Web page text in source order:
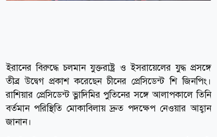
ইরানের বিরুদ্ধে চলমান যুক্তরাষ্ট্র ও ইসরায়েলের যুদ্ধ প্রসঙ্গে
তীব্র উদ্বেগ প্রকাশ করেছেন চীনের প্রেসিডেন্ট শি জিনপিং।
রাশিয়ার প্রেসিডেন্ট ভ্লাদিমির পুতিনের সঙ্গে আলাপকালে তিনি
বর্তমান পরিস্থিতি মোকাবিলায় দ্রুত পদক্ষেপ নেওয়ার আহ্বান
জানান।